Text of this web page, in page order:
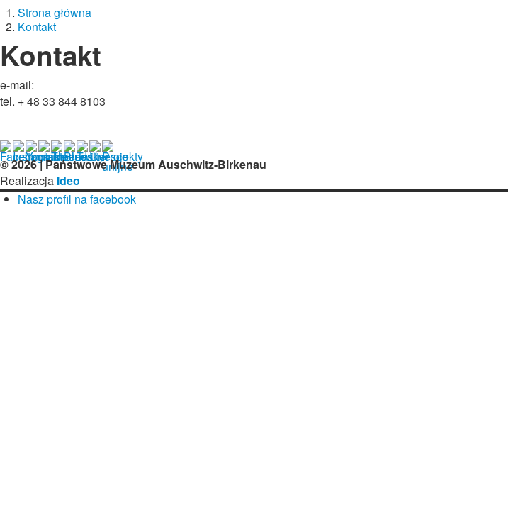
Strona główna
Kontakt
Kontakt
e-mail:
tel. + 48 33 844 8103
© 2026 | Państwowe Muzeum Auschwitz-Birkenau
Realizacja Ideo
Nasz profil na facebook